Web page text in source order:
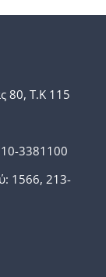
80, Τ.Κ 115
3381100
1566, 213-